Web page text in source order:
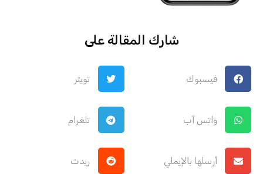
شارك المقالة على
فيسبوك تويتر
واتس آب تلغرام
أرسلها بالإيملي ريدت